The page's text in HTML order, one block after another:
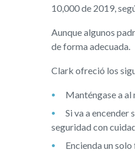
10,000 de 2019,
Aunque algunos
de forma adecuada.
Clark ofreció los
Manténgase a al
Si va a encender
seguridad con
Encienda un